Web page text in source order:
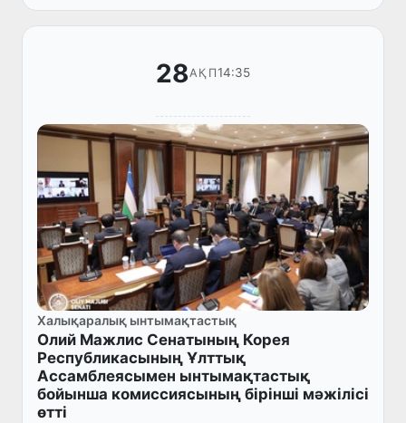
жүйесін түбегейлі жақсартудағы ха...
28АҚП14:35
Халықаралық ынтымақтастық
Олий Мажлис Сенатының Корея
Республикасының Ұлттық
Ассамблеясымен ынтымақтастық
бойынша комиссиясының бірінші мәжілісі
өтті